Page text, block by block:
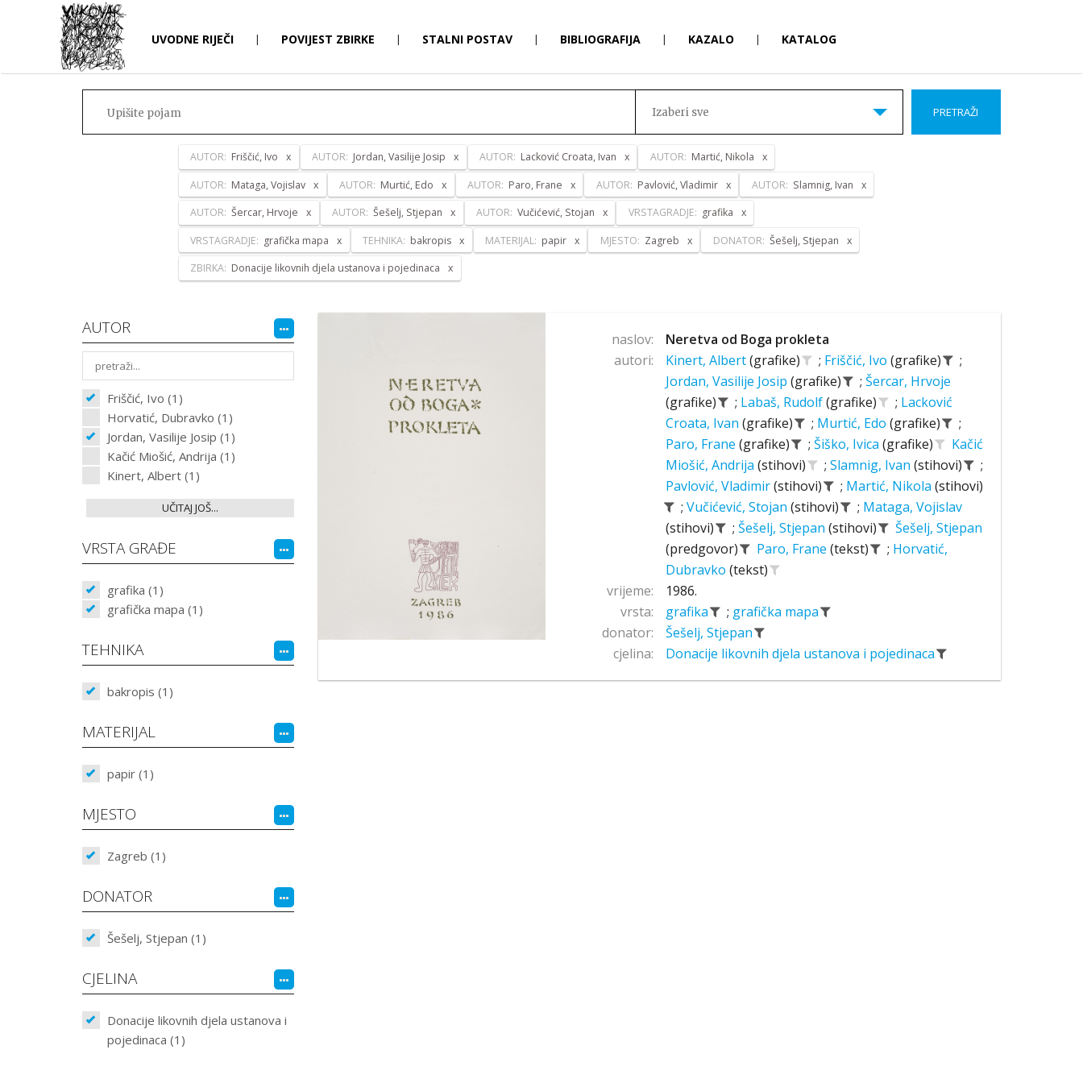
UVODNE RIJEČI | POVIJEST ZBIRKE | STALNI POSTAV | BIBLIOGRAFIJA | KAZALO | KATALOG
Izaberi sve PRETRAŽI
AUTOR: Friščić, Ivo AUTOR: Jordan, Vasilije Josip AUTOR: Lacković Croata, Ivan AUTOR: Martić, Nikola
AUTOR: Mataga, Vojislav AUTOR: Murtić, Edo AUTOR: Paro, Frane AUTOR: Pavlović, Vladimir AUTOR: Slamnig, Ivan
AUTOR: Šercar, Hrvoje AUTOR: Šešelj, Stjepan AUTOR: Vučićević, Stojan VRSTAGRADJE: grafika
VRSTAGRADJE: grafička mapa TEHNIKA: bakropis MATERIJAL: papir MJESTO: Zagreb DONATOR: Šešelj, Stjepan
ZBIRKA: Donacije likovnih djela ustanova i pojedinaca
AUTOR
Friščić, Ivo (1)
Horvatić, Dubravko (1)
Jordan, Vasilije Josip (1)
Kačić Miošić, Andrija (1)
Kinert, Albert (1)
UČITAJ JOŠ...
VRSTA GRAĐE
grafika (1)
grafička mapa (1)
TEHNIKA
bakropis (1)
MATERIJAL
papir (1)
MJESTO
Zagreb (1)
DONATOR
Šešelj, Stjepan (1)
CJELINA
Donacije likovnih djela ustanova i
pojedinaca (1)
naslov:
Neretva od Boga prokleta
autori:
Kinert, Albert(grafike) ; Friščić, Ivo (grafike)
;
Jordan, Vasilije Josip (grafike) ; Šercar, Hrvoje
(grafike)
; Labaš, Rudolf(grafike) ; Lacković
Croata, Ivan (grafike) ; Murtić, Edo (grafike)
;
Paro, Frane (grafike) ; Šiško, Ivica (grafike)
Kačić
Miošić, Andrija (stihovi) ; Slamnig, Ivan (stihovi)
;
Pavlović, Vladimir(stihovi) ; Martić, Nikola (stihovi)
; Vučićević, Stojan (stihovi) ; Mataga, Vojislav
(stihovi)
; Šešelj, Stjepan (stihovi)
Šešelj, Stjepan
(predgovor)
Paro, Frane (tekst) ; Horvatić,
Dubravko (tekst)
vrijeme:
1986.
vrsta:
grafika ; grafička mapa
donator:
Šešelj, Stjepan
cjelina:
Donacije likovnih djela ustanova i pojedinaca